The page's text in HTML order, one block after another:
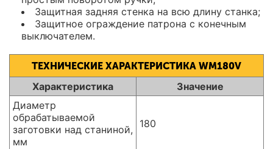
Защитная задняя стенка на всю длину станка;
Защитное ограждение патрона с конечным
выключателем.
ТЕХНИЧЕСКИЕ ХАРАКТЕРИСТИКА WM180V
Характеристика
Значение
Диаметр
обрабатываемой
заготовки над станиной,
мм
180